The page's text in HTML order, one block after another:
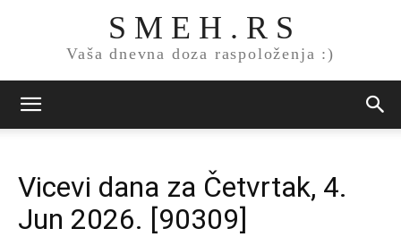
S M E H . R S
Vaša dnevna doza raspoloženja :)
Vicevi dana za Četvrtak, 4.
Jun 2026. [90309]